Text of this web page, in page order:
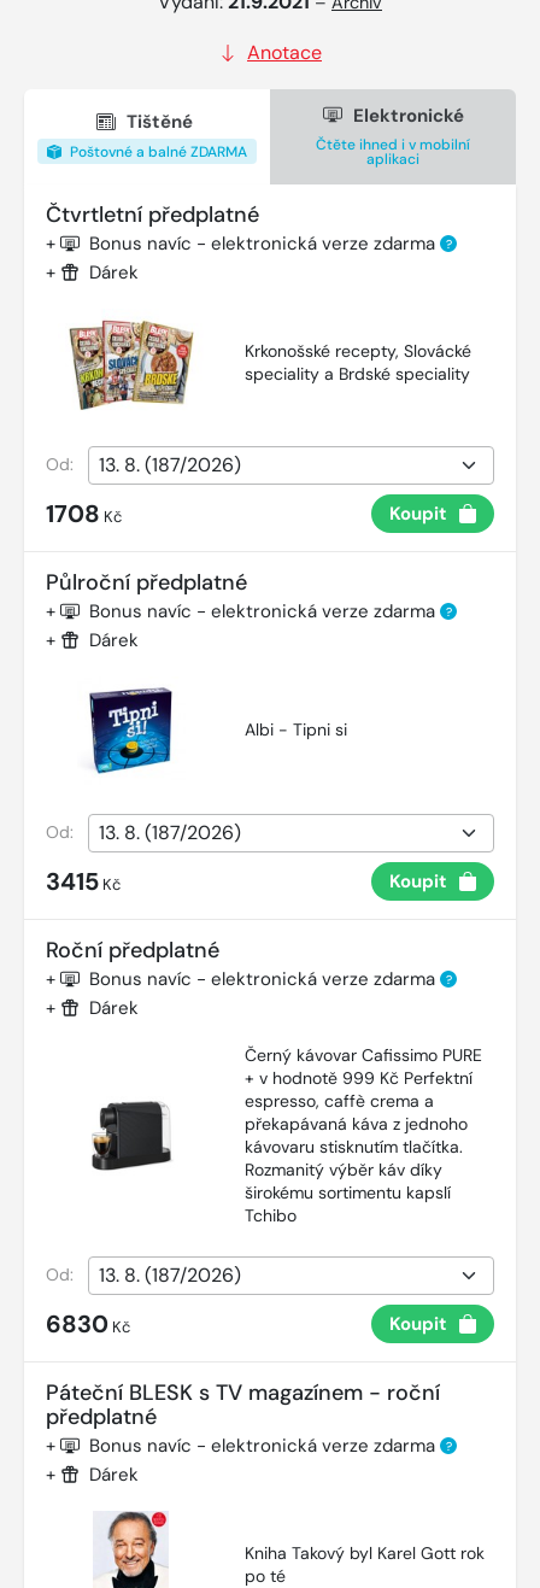
Anotace
Tištěné
Poštovné a balné ZDARMA
Elektronické
Čtěte ihned i v mobilní
aplikaci
Čtvrtletní předplatné
+ Bonus navíc - elektronická verze zdarma ?
+ Dárek
Krkonošské recepty, Slovácké
speciality a Brdské speciality
Od:
1708 Kč Koupit
Půlroční předplatné
+ Bonus navíc - elektronická verze zdarma ?
+ Dárek
Albi - Tipni si
Od:
3415 Kč Koupit
Roční předplatné
+ Bonus navíc - elektronická verze zdarma ?
+ Dárek
Černý kávovar Cafissimo PURE
+ v hodnotě 999 Kč Perfektní
espresso, caffè crema a
překapávaná káva z jednoho
kávovaru stisknutím tlačítka.
Rozmanitý výběr káv díky
širokému sortimentu kapslí
Tchibo
Od:
6830 Kč Koupit
Páteční BLESK s TV magazínem - roční
předplatné
+ Bonus navíc - elektronická verze zdarma ?
+ Dárek
Kniha Takový byl Karel Gott rok
po té